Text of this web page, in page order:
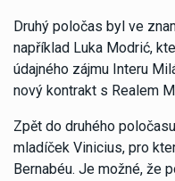
Druhý poločas byl ve
například Luka Modrić,
údajného zájmu Interu
nový kontrakt s Realem
Zpět do druhého
mladíček Vinicius, pro
Bernabéu. Je možné, že